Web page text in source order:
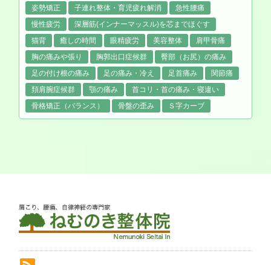
姿勢矯正
子連れ整体・育児疲れ解消
急性腰痛
慢性疲労
深層筋(インナーマッスル)を芯までほぐす
猫背
癒しの時間 眼精疲労 美容整体
肩甲骨痛
胸の痛みや張り
胸郭出口症候群
臀部（お尻）の痛み
足の付け根の痛み
足の痛み・冷え 足首痛み
関節痛
頚肩腕症候群
顎の痛み
首コリ・首の痛み・寝違い
骨格矯正（バランス）
骨盤の歪み Ｓ字カーブ